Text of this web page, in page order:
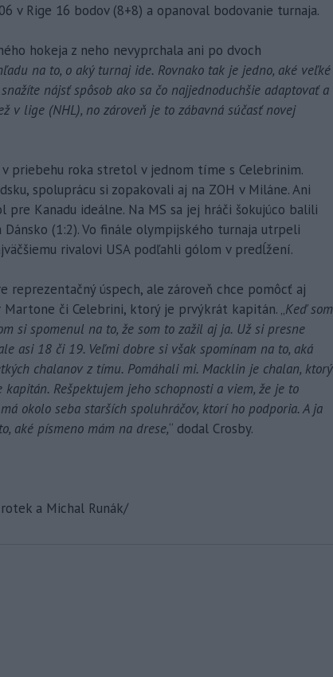
v Rige 16 bodov (8+8) a opanoval bodovanie turnaja.
hokeja z neho nevyprchala ani po dvoch
na to, o aký turnaj ide. Rovnako tak je jedno, aké veľké
nájsť spôsob ako sa čo najjednoduchšie adaptovať a
v lige (NHL), no zároveň je to zábavná súčasť novej
priebehu roka stretol v jednom tíme s Celebrinim.
spoluprácu si zopakovali aj na ZOH v Miláne. Ani
Kanadu ideálne. Na MS sa jej hráči šokujúco balili
(1:2). Vo finále olympijského turnaja utrpeli
rivalovi USA podľahli gólom v predĺžení.
reprezentačný úspech, ale zároveň chce pomôcť aj
či Celebrini, ktorý je prvýkrát kapitán. „Keď som
si spomenul na to, že som to zažil aj ja. Už si presne
asi 18 či 19. Veľmi dobre si však spomínam na to, aká
chalanov z tímu. Pomáhali mi. Macklin je chalan, ktorý
Rešpektujem jeho schopnosti a viem, že je to
okolo seba starších spoluhráčov, ktorí ho podporia. A ja
aké písmeno mám na drese,“ dodal Crosby.
a Michal Runák/